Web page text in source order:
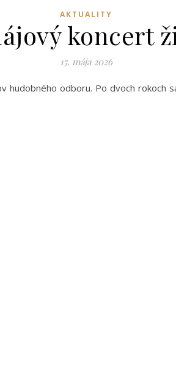
AKTUALITY
koncert
15. mája 2026
hudobného odboru. Po dvoch rokoch